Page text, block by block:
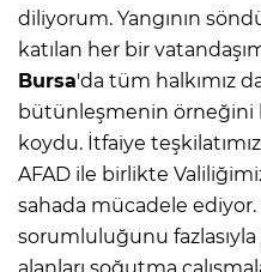
diliyorum. Yangının
katılan her bir
Bursa'da tüm halkımız
bütünleşmenin örneğini
koydu. İtfaiye
AFAD ile birlikte
sahada mücadele
sorumluluğunu